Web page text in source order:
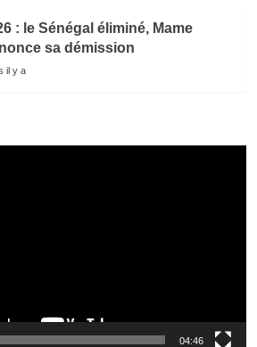
: le Sénégal éliminé, Mame
sa démission
il y a
04:46